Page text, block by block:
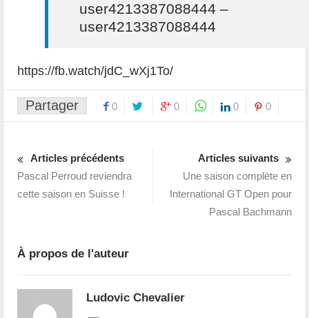
user4213387088444 –
user4213387088444
https://fb.watch/jdC_wXj1To/
Partager 0 0 0 0
Articles précédents
Pascal Perroud reviendra
cette saison en Suisse !
Articles suivants
Une saison complète en
International GT Open pour
Pascal Bachmann
À propos de l'auteur
Ludovic Chevalier